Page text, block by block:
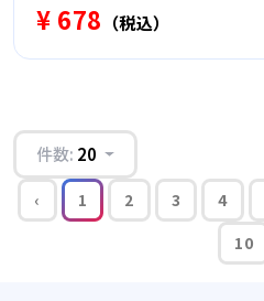
¥ 678 （税込）
件数: 20
‹ 1 2 3 4
10